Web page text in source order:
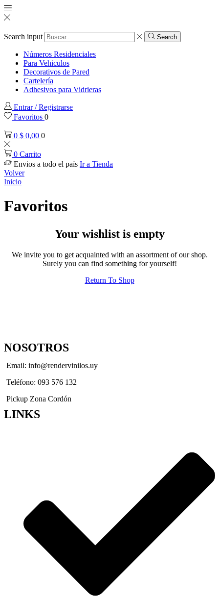
Search input Search
Números Residenciales
Para Vehiculos
Decorativos de Pared
Cartelería
Adhesivos para Vidrieras
Entrar / Registrarse
Favoritos 0
0 $ 0,00 0
0 Carrito
Envios a todo el país Ir a Tienda
Volver
Inicio
Favoritos
Your wishlist is empty
We invite you to get acquainted with an assortment of our shop.
Surely you can find something for yourself!
Return To Shop
NOSOTROS
Email: info@rendervinilos.uy
Teléfono: 093 576 132
Pickup Zona Cordón
LINKS